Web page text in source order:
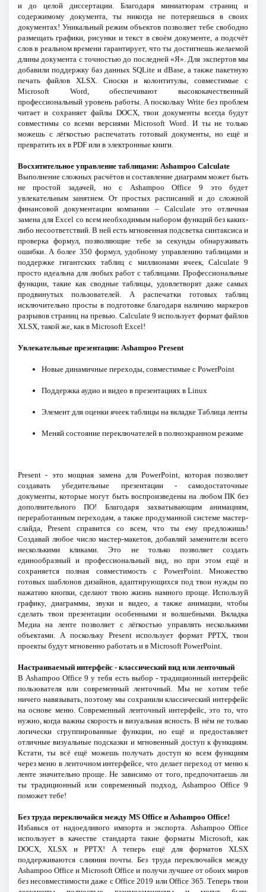
и до целой диссертации. Благодаря миниатюрам страниц и
содержимому документа, ты никогда не потеряешься в своих
документах! Уникальный режим объектов позволяет тебе свободно
размещать графики, рисунки и текст в своём документе, а подсчёт
слов в реальном времени гарантирует, что ты достигнешь желаемой
длины документа с точностью до последней «Я». Для экспертов мы
добавили поддержку баз данных SQLite и dBase, а также пакетную
печать файлов XLSX. Сноски и колонтитулы, совместимые с
Microsoft Word, обеспечивают высококачественный
профессиональный уровень работы. А поскольку Write без проблем
читает и сохраняет файлы DOCX, твои документы всегда будут
совместимы со всеми версиями Microsoft Word. И ты не только
можешь с лёгкостью распечатать готовый документы, но ещё и
превратить их в PDF или в электронные книги.
Восхитительное управление таблицами: Ashampoo Calculate
Выполнение сложных расчётов и составление диаграмм может быть
не простой задачей, но с Ashampoo Office 9 это будет
увлекательным занятием. От простых расписаний и до сложной
финансовой документации компании – Calculate это отличная
замена для Excel со всем необходимым набором функций без каких-
либо несоответствий. В ней есть мгновенная подсветка синтаксиса и
проверка формул, позволяющие тебе за секунды обнаруживать
ошибки. А более 350 формул, удобному управлению таблицами и
поддержке гигантских таблиц с миллионами ячеек, Calculate 9
просто идеальна для любых работ с таблицами. Профессиональные
функции, такие как сводные таблицы, удовлетворят даже самых
продвинутых пользователей. А распечатки готовых таблиц
исключительно просты в подготовке благодаря наличию маркеров
разрывов страниц на превью. Calculate 9 использует формат файлов
XLSX, такой же, как в Microsoft Excel!
Увлекательные презентации: Ashampoo Present
Новые динамичные переходы, совместимые с PowerPoint
Поддержка аудио и видео в презентациях в Linux
Элемент для оценки ячеек таблицы на вкладке Таблица ленты
Меняй состояние переключателей в полноэкранном режиме
Present - это мощная замена для PowerPoint, которая позволяет
создавать убедительные презентации - самодостаточные
документы, которые могут быть воспроизведены на любом ПК без
дополнительного ПО! Благодаря захватывающим анимациям,
переработанным переходам, а также продуманной системе мастер-
слайда, Present справится со всем, что ты ему предложишь!
Создавай любое число мастер-макетов, добавляй заменители всего
несколькими кликами. Это не только позволяет создать
единообразный и профессиональный вид, но при этом ещё и
сохраняется полная совместимость с PowerPoint. Множество
готовых шаблонов дизайнов, адаптирующихся под твои нужды по
нажатию кнопки, сделают твою жизнь намного проще. Используй
графику, диаграммы, звуки и видео, а также анимации, чтобы
сделать твои презентации особенными и волшебными. Вкладка
Медиа на ленте позволяет с лёгкостью управлять несколькими
объектами. А поскольку Present использует формат PPTX, твои
проекты будут мгновенно работать и в Microsoft PowerPoint.
Настраиваемый интерфейс - классический вид или ленточный
В Ashampoo Office 9 у тебя есть выбор - традиционный интерфейс
пользователя или современный ленточный. Мы не хотим тебе
ничего навязывать, поэтому мы сохранили классический интерфейс
на основе меню. Современный ленточный интерфейс, это то, что
нужно, когда важны скорость и визуальная ясность. В нём не только
логически сгруппированные функции, но ещё и предоставляет
отличные визуальные подсказки и мгновенный доступ к функциям.
Кстати, ты всё ещё можешь получать доступ ко всем функциям
через меню в ленточном интерфейсе, что делает переход от меню к
ленте значительно проще. Не зависимо от того, предпочитаешь ли
ты традиционный или современный подход, Ashampoo Office 9
поможет тебе!
Без труда переключайся между MS Office и Ashampoo Office!
Избавься от надоедливого импорта и экспорта. Ashampoo Office
использует в качестве стандарта такие форматы Microsoft, как
DOCX, XLSX и PPTX! А теперь ещё для форматов XLSX
поддерживаются слияния почты. Без труда переключайся между
Ashampoo Office и Microsoft Office и получи лучшее от обоих миров
без несовместимости даже с Office 2019 или Office 365. Теперь твои